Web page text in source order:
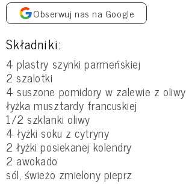
Obserwuj nas na Google
Składniki:
4 plastry szynki parmeńskiej
2 szalotki
4 suszone pomidory w zalewie z oliwy
łyżka musztardy francuskiej
1/2 szklanki oliwy
4 łyżki soku z cytryny
2 łyżki posiekanej kolendry
2 awokado
sól, świeżo zmielony pieprz